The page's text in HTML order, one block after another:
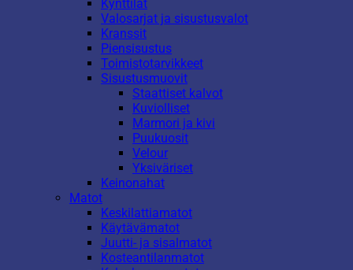
Kynttilät
Valosarjat ja sisustusvalot
Kranssit
Piensisustus
Toimistotarvikkeet
Sisustusmuovit
Staattiset kalvot
Kuviolliset
Marmori ja kivi
Puukuosit
Velour
Yksiväriset
Keinonahat
Matot
Keskilattiamatot
Käytävämatot
Juutti- ja sisalmatot
Kosteantilanmatot